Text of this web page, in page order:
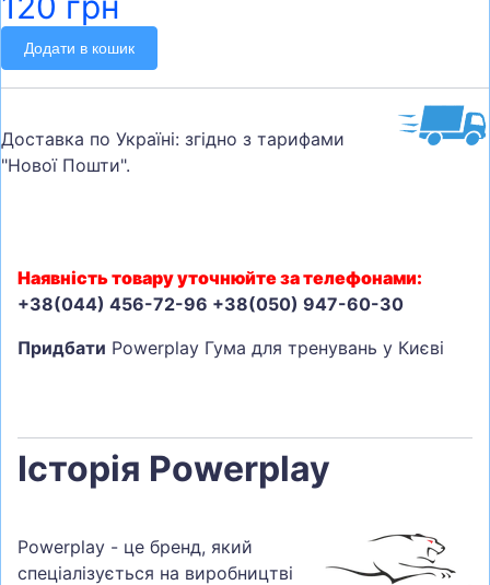
Додати в кошик
Доставка по Україні: згідно з тарифами
"Нової Пошти".
Наявність товару уточнюйте за телефонами:
+38(044) 456-72-96 +38(050) 947-60-30
Придбати Powerplay Гума для тренувань у Києві
Історія Powerplay
Powerplay - це бренд, який
спеціалізується на виробництві